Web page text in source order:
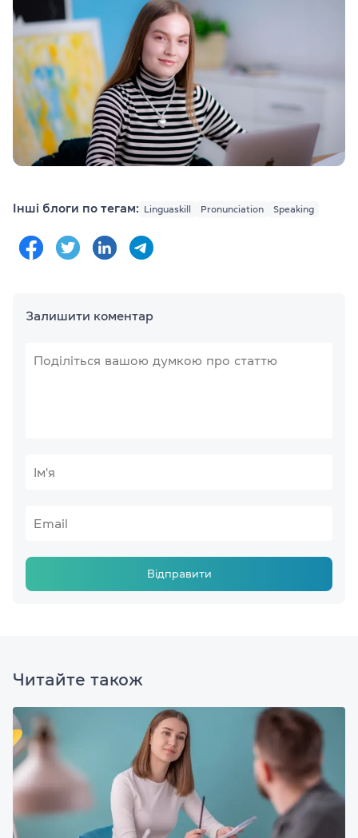
Інші блоги по тегам: Linguaskill Pronunciation Speaking
Залишити коментар
Відправити
Читайте також